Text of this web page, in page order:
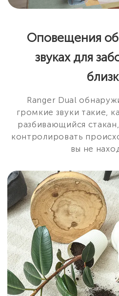
Оповещения
звуках для
Ranger Dual
громкие звуки такие,
разбивающийся
контролировать
вы не